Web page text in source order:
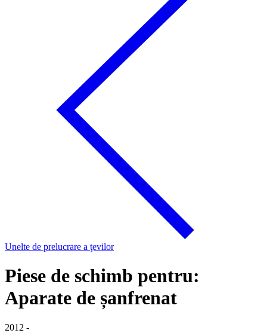
Unelte de prelucrare a ţevilor
Piese de schimb pentru:
Aparate de șanfrenat
2012 -